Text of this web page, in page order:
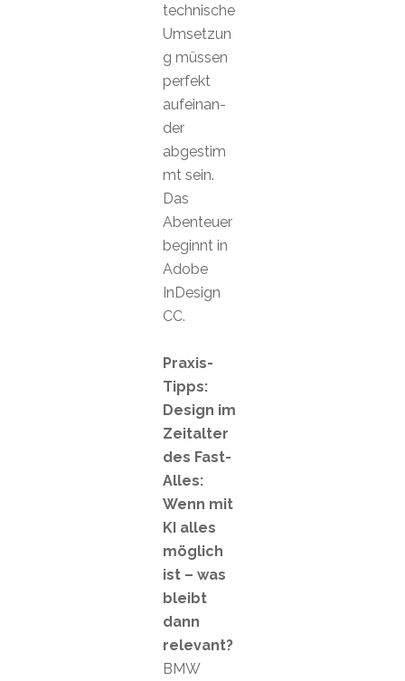
technische
Umsetzun
g müssen
perfekt
aufeinan-
der
abgestim
mt sein.
Das
Abenteuer
beginnt in
Adobe
InDesign
CC.
Praxis-
Tipps:
Design im
Zeitalter
des Fast-
Alles:
Wenn mit
KI alles
möglich
ist – was
bleibt
dann
relevant?
BMW